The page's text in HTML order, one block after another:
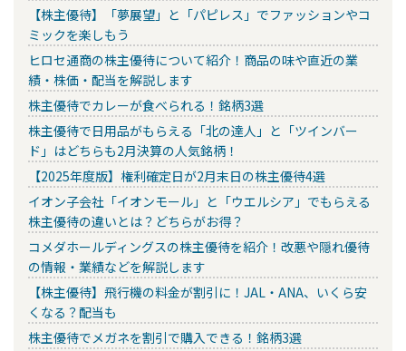
【株主優待】「夢展望」と「パピレス」でファッションやコ
ミックを楽しもう
ヒロセ通商の株主優待について紹介！商品の味や直近の業
績・株価・配当を解説します
株主優待でカレーが食べられる！銘柄3選
株主優待で日用品がもらえる「北の達人」と「ツインバー
ド」はどちらも2月決算の人気銘柄！
【2025年度版】権利確定日が2月末日の株主優待4選
イオン子会社「イオンモール」と「ウエルシア」でもらえる
株主優待の違いとは？どちらがお得？
コメダホールディングスの株主優待を紹介！改悪や隠れ優待
の情報・業績などを解説します
【株主優待】飛行機の料金が割引に！JAL・ANA、いくら安
くなる？配当も
株主優待でメガネを割引で購入できる！銘柄3選